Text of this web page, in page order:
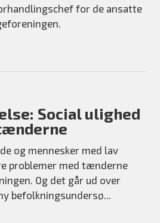
MEDLEM
for de ansatte
Social ulighed
og mennesker med lav
problemer med tænderne
Og det går ud over
befolkningsundersø...